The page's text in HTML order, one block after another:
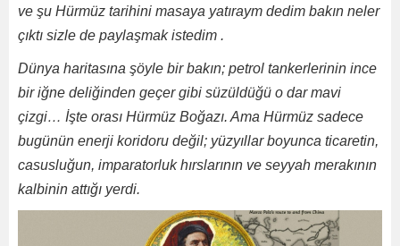
ve şu Hürmüz tarihini masaya yatıraym dedim bakın neler
çıktı sizle de paylaşmak istedim .
Dünya haritasına şöyle bir bakın; petrol tankerlerinin ince
bir iğne deliğinden geçer gibi süzüldüğü o dar mavi
çizgi… İşte orası Hürmüz Boğazı. Ama Hürmüz sadece
bugünün enerji koridoru değil; yüzyıllar boyunca ticaretin,
casusluğun, imparatorluk hırslarının ve seyyah merakının
kalbinin attığı yerdi.